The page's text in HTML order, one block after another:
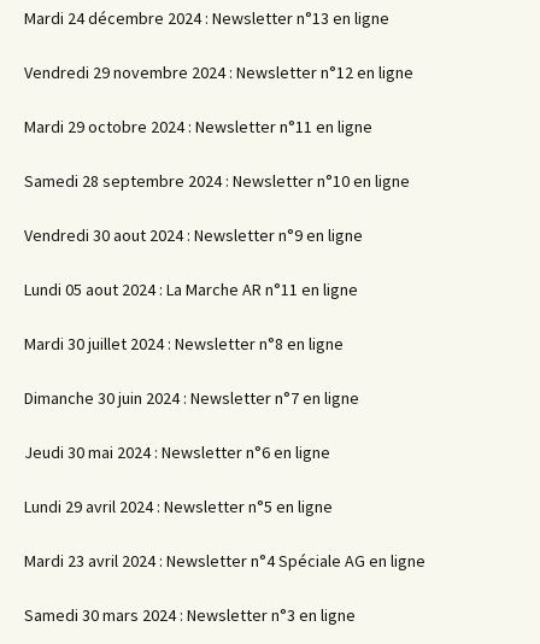
Mardi 24 décembre 2024 : Newsletter n°13 en ligne
Vendredi 29 novembre 2024 : Newsletter n°12 en ligne
Mardi 29 octobre 2024 : Newsletter n°11 en ligne
Samedi 28 septembre 2024 : Newsletter n°10 en ligne
Vendredi 30 aout 2024 : Newsletter n°9 en ligne
Lundi 05 aout 2024 : La Marche AR n°11 en ligne
Mardi 30 juillet 2024 : Newsletter n°8 en ligne
Dimanche 30 juin 2024 : Newsletter n°7 en ligne
Jeudi 30 mai 2024 : Newsletter n°6 en ligne
Lundi 29 avril 2024 : Newsletter n°5 en ligne
Mardi 23 avril 2024 : Newsletter n°4 Spéciale AG en ligne
Samedi 30 mars 2024 : Newsletter n°3 en ligne